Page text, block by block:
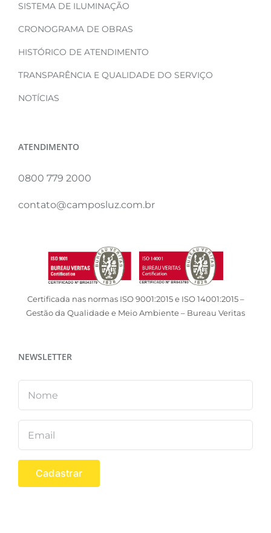
SISTEMA DE ILUMINAÇÃO
CRONOGRAMA DE OBRAS
HISTÓRICO DE ATENDIMENTO
TRANSPARÊNCIA E QUALIDADE DO SERVIÇO
NOTÍCIAS
ATENDIMENTO
0800 779 2000
contato@camposluz.com.br
Certificada nas normas ISO 9001:2015 e ISO 14001:2015 –
Gestão da Qualidade e Meio Ambiente – Bureau Veritas
NEWSLETTER